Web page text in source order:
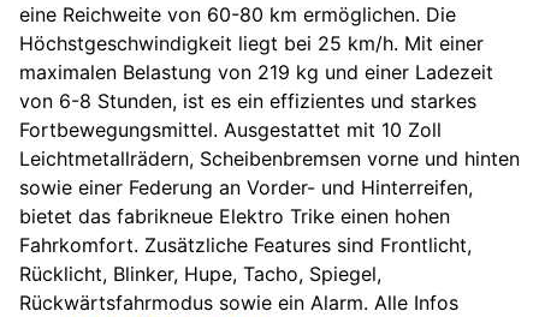
eine Reichweite von 60-80 km ermöglichen. Die
Höchstgeschwindigkeit liegt bei 25 km/h. Mit einer
maximalen Belastung von 219 kg und einer Ladezeit
von 6-8 Stunden, ist es ein effizientes und starkes
Fortbewegungsmittel. Ausgestattet mit 10 Zoll
Leichtmetallrädern, Scheibenbremsen vorne und hinten
sowie einer Federung an Vorder- und Hinterreifen,
bietet das fabrikneue Elektro Trike einen hohen
Fahrkomfort. Zusätzliche Features sind Frontlicht,
Rücklicht, Blinker, Hupe, Tacho, Spiegel,
Rückwärtsfahrmodus sowie ein Alarm. Alle Infos